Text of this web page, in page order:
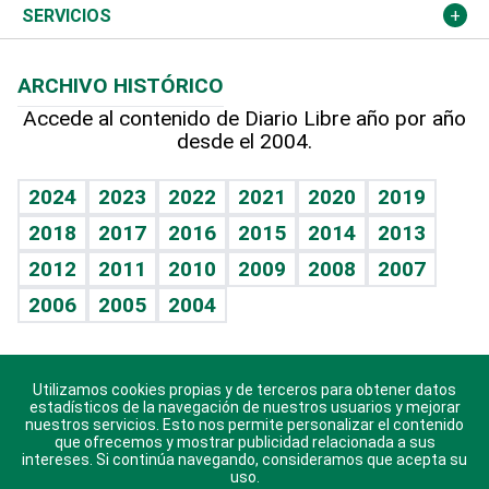
Resto del mundo
Economía personal
Podcast Arte Libre
Hablando con el pediatra
Vida y familia
Eñe
Celebrando la vida
Sin complejos
En pocas palabras
Escuchando al corazón
Economía Personal
Más deportes
Línea de hit
TBT Deportivo
Columnistas
Más firmas
Cambio climático
Opinión
Hecho en casa
Guía del dinero
SERVICIOS
Cumpleaños
Horóscopos
Crucigramas
ARCHIVO HISTÓRICO
Accede al contenido de Diario Libre año por año
desde el 2004.
2024 2023 2022 2021 2020
2019
2018
2017 2016 2015 2014
2013
2012
2011 2010 2009 2008
2007
2006
2005 2004
Descarga nuestras aplicaciones para Android, iOS y
sistema Huawei.
Utilizamos cookies propias y de terceros para obtener datos
estadísticos de la navegación de nuestros usuarios y mejorar
nuestros servicios. Esto nos permite personalizar el contenido
que ofrecemos y mostrar publicidad relacionada a sus
intereses. Si continúa navegando, consideramos que acepta su
uso.